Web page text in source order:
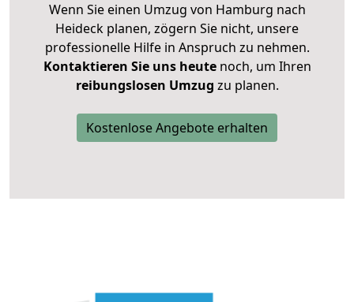
Wenn Sie einen Umzug von Hamburg nach
Heideck planen, zögern Sie nicht, unsere
professionelle Hilfe in Anspruch zu nehmen.
Kontaktieren Sie uns heutenoch, um Ihren
reibungslosen Umzug zu planen.
Kostenlose Angebote erhalten